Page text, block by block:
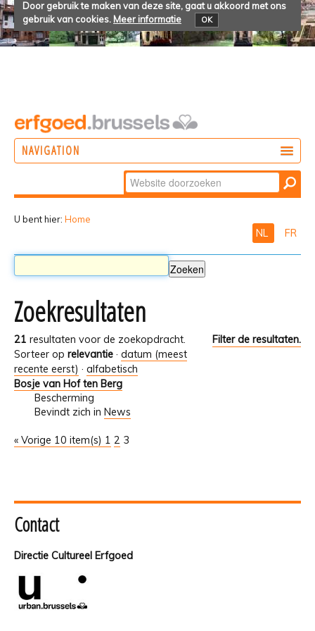
Door gebruik te maken van deze site, gaat u akkoord met ons
gebruik van cookies. Meer informatie OK
NAVIGATION
Zoek
Geavanceerd
U bent hier: Home
NL FR
Zoekresultaten
21 resultaten voor de zoekopdracht.
Filter de resultaten.
Sorteer op relevantie · datum (meest
recente eerst) · alfabetisch
Bosje van Hof ten Berg
Bescherming
Bevindt zich in News
« Vorige 10 item(s) 1 2 3
Contact
Directie Cultureel Erfgoed